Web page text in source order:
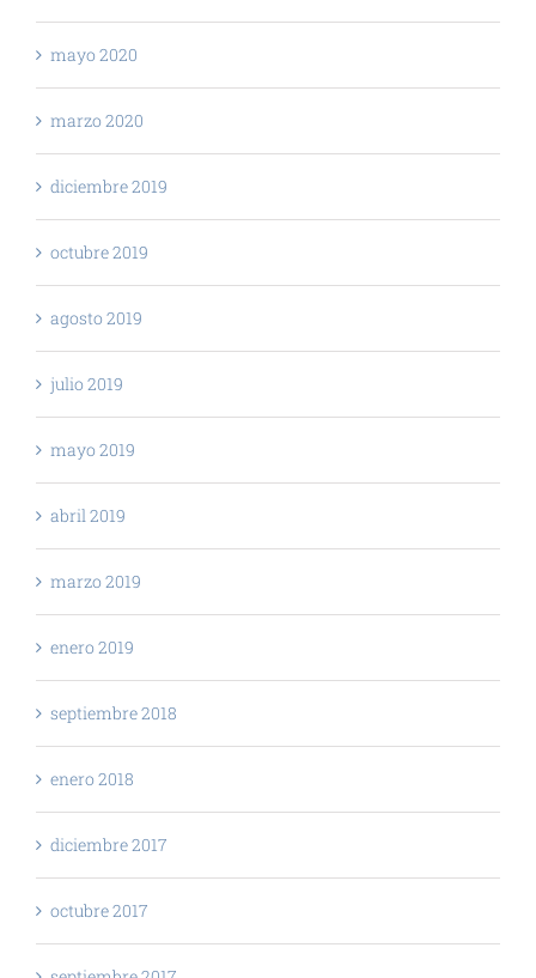
mayo 2020
marzo 2020
diciembre 2019
octubre 2019
agosto 2019
julio 2019
mayo 2019
abril 2019
marzo 2019
enero 2019
septiembre 2018
enero 2018
diciembre 2017
octubre 2017